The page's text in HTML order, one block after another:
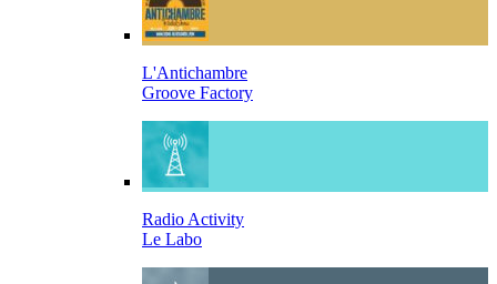
L'Antichambre
Groove Factory
Radio Activity
Le Labo